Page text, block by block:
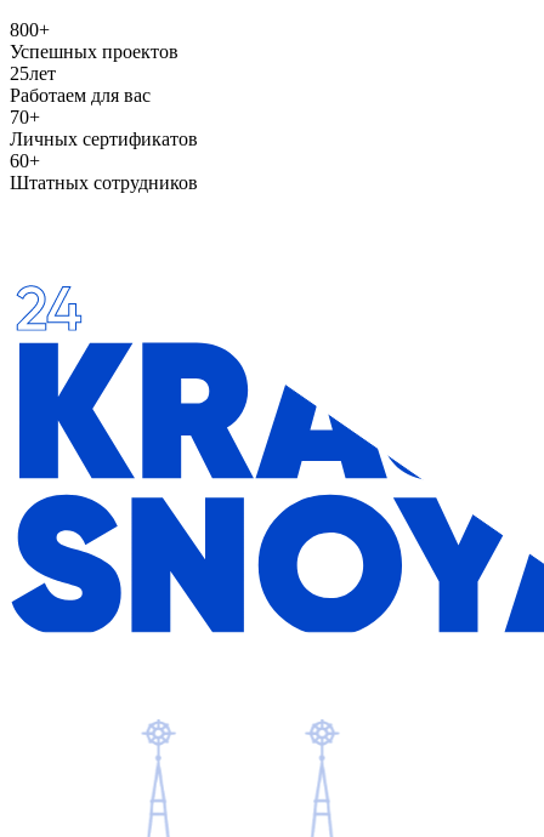
800+
Успешных проектов
25лет
Работаем для вас
70+
Личных сертификатов
60+
Штатных сотрудников